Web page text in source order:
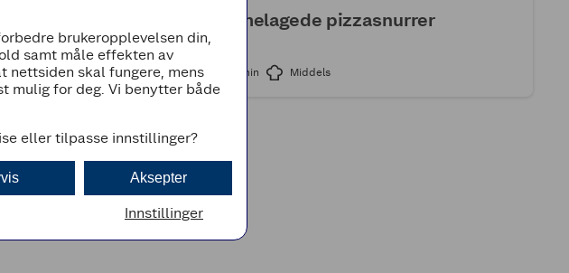
Hjemmelagede pizzasnurrer
2t 15min Middels
brukeropplevelsen din,
samt måle effekten av
nettsiden skal fungere, mens
mulig for deg. Vi benytter både
eller tilpasse innstillinger?
Aksepter
Innstillinger